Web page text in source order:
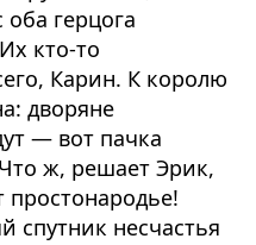
герцога
кто-то
Карин. К королю
дворяне
— вот пачка
ж, решает Эрик,
простонародье!
спутник несчастья